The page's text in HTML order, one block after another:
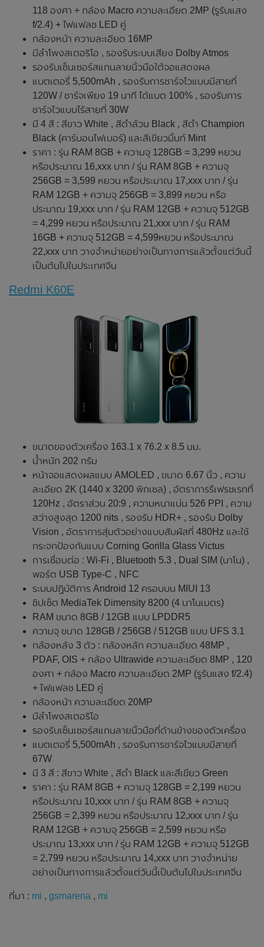
118 องศา + กล้อง Macro ความละเอียด 2MP (รูรับแสง
f/2.4) + ไฟแฟลช LED คู่
กล้องหน้า ความละเอียด 16MP
มีลำโพงสเตอริโอ , รองรับระบบเสียง Dolby Atmos
รองรับเซ็นเซอร์สแกนลายนิ้วมือใต้จอแสดงผล
แบตเตอรี่ 5,500mAh , รองรับการชาร์จไวแบบมีสายที่
120W / ชาร์จเพียง 19 นาที ได้แบต 100% , รองรับการ
ชาร์จไวแบบไร้สายที่ 30W
มี 4 สี : สีขาว White , สีดำล้วน Black , สีดำ Champion
Black (คาร์บอนไฟเบอร์) และสีเขียวมิ้นท์ Mint
ราคา : รุ่น RAM 8GB + ความจุ 128GB = 3,299 หยวน
หรือประมาณ 16,xxx บาท / รุ่น RAM 8GB + ความจุ
256GB = 3,599 หยวน หรือประมาณ 17,xxx บาท / รุ่น
RAM 12GB + ความจุ 256GB = 3,899 หยวน หรือ
ประมาณ 19,xxx บาท / รุ่น RAM 12GB + ความจุ 512GB
= 4,299 หยวน หรือประมาณ 21,xxx บาท / รุ่น RAM
16GB + ความจุ 512GB = 4,599หยวน หรือประมาณ
22,xxx บาท วางจำหน่ายอย่างเป็นทางการแล้วตั้งแต่วันนี้
เป็นต้นไปในประเทศจีน
Redmi K60E
ขนาดของตัวเครื่อง 163.1 x 76.2 x 8.5 มม.
น้ำหนัก 202 กรัม
หน้าจอแสดงผลแบบ AMOLED , ขนาด 6.67 นิ้ว , ความ
ละเอียด 2K (1440 x 3200 พิกเซล) , อัตราการรีเฟรชเรทที่
120Hz , อัตราส่วน 20:9 , ความหนาแน่น 526 PPI , ความ
สว่างสูงสุด 1200 nits , รองรับ HDR+ , รองรับ Dolby
Vision , อัตราการสุ่มตัวอย่างแบบสัมผัสที่ 480Hz และใช้
กระจกป้องกันแบบ Corning Gorilla Glass Victus
การเชื่อมต่อ : Wi-Fi , Bluetooth 5.3 , Dual SIM (นาโน) ,
พอร์ต USB Type-C , NFC
ระบบปฏิบัติการ Android 12 ครอบบน MIUI 13
ชิปเซ็ต MediaTek Dimensity 8200 (4 นาโนเมตร)
RAM ขนาด 8GB / 12GB แบบ LPDDR5
ความจุ ขนาด 128GB / 256GB / 512GB แบบ UFS 3.1
กล้องหลัง 3 ตัว : กล้องหลัก ความละเอียด 48MP ,
PDAF, OIS + กล้อง Ultrawide ความละเอียด 8MP , 120
องศา + กล้อง Macro ความละเอียด 2MP (รูรับแสง f/2.4)
+ ไฟแฟลช LED คู่
กล้องหน้า ความละเอียด 20MP
มีลำโพงสเตอริโอ
รองรับเซ็นเซอร์สแกนลายนิ้วมือที่ด้านข้างของตัวเครื่อง
แบตเตอรี่ 5,500mAh , รองรับการชาร์จไวแบบมีสายที่
67W
มี 3 สี : สีขาว White , สีดำ Black และสีเขียว Green
ราคา : รุ่น RAM 8GB + ความจุ 128GB = 2,199 หยวน
หรือประมาณ 10,xxx บาท / รุ่น RAM 8GB + ความจุ
256GB = 2,399 หยวน หรือประมาณ 12,xxx บาท / รุ่น
RAM 12GB + ความจุ 256GB = 2,599 หยวน หรือ
ประมาณ 13,xxx บาท / รุ่น RAM 12GB + ความจุ 512GB
= 2,799 หยวน หรือประมาณ 14,xxx บาท วางจำหน่าย
อย่างเป็นทางการแล้วตั้งแต่วันนี้เป็นต้นไปในประเทศจีน
ที่มา : mi , gsmarena , mi